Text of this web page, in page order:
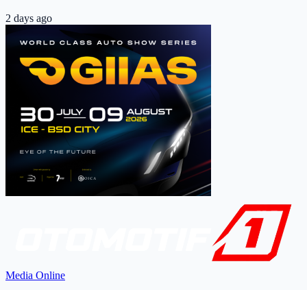
2 days ago
Media Online